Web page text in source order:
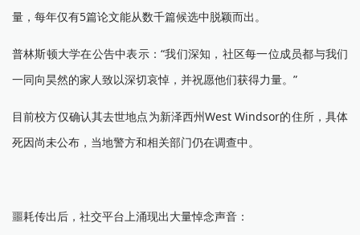
量，每年仅有5篇论文能从数千篇候选中脱颖而出。
普林斯顿大学在公告中表示：“我们深知，社区每一位成员都与我们
一同向昊然的家人致以深切哀悼，并祝愿他们获得力量。”
目前校方仅确认其去世地点为新泽西州West Windsor的住所，具体
死因尚未公布，当地警方和相关部门仍在调查中。
噩耗传出后，社交平台上涌现出大量悼念声音：